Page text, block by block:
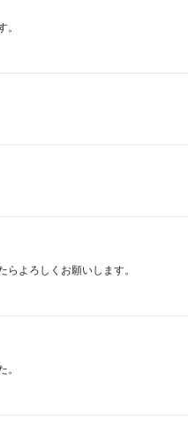
よろしくお願いします。